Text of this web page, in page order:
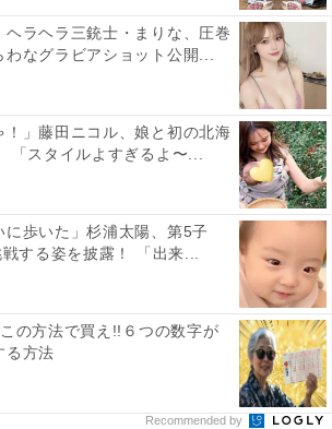
ヘラヘラ三銃士・まりな、圧巻
わなグラビアショット公開...
！」藤田ニコル、娘と初の北海
「スタイルよすぎるよ〜...
に歩いた」杉浦太陽、第5子
戦する姿を披露！ 「出来...
の方法で買え!!６つの数字が
る方法
Recommended by